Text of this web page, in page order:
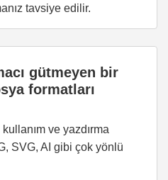
tavsiye edilir.
gütmeyen bir
formatları
ve yazdırma
SVG, AI gibi çok yönlü